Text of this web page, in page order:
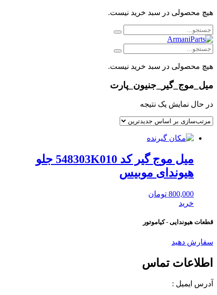
هیچ محصولی در سبد خرید نیست.
هیچ محصولی در سبد خرید نیست.
میل_موج_گیر_جنیون_پارت
در حال نمایش یک نتیجه
میل موج گیر کد 548303K010 جلو
هیوندای موبیس
800,000 تومان
خرید
قطعات هیوندایی - کیاموتور
سفارش دهید
اطلاعات تماس
آدرس ایمیل :